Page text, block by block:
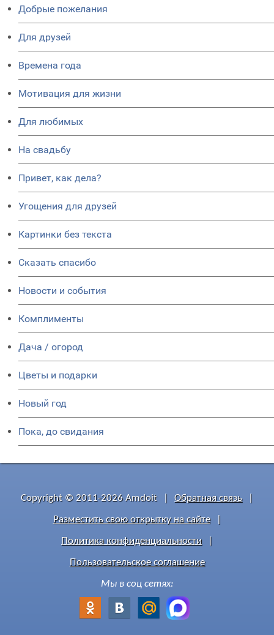
Добрые пожелания
Для друзей
Времена года
Мотивация для жизни
Для любимых
На свадьбу
Привет, как дела?
Угощения для друзей
Картинки без текста
Сказать спасибо
Новости и события
Комплименты
Дача / огород
Цветы и подарки
Новый год
Пока, до свидания
Copyright © 2011-2026 Amdoit Обратная связь
Разместить свою открытку на сайте
Политика конфиденциальности
Пользовательское соглашение
Мы в соц сетях: